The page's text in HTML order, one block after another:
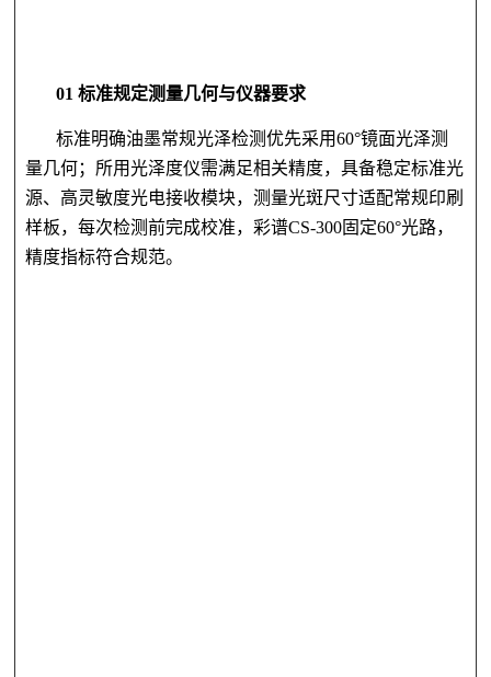
01 标准规定测量几何与仪器要求
标准明确油墨常规光泽检测优先采用60°镜面光泽测
量几何；所用光泽度仪需满足相关精度，具备稳定标准光
源、高灵敏度光电接收模块，测量光斑尺寸适配常规印刷
样板，每次检测前完成校准，彩谱CS-300固定60°光路，
精度指标符合规范。